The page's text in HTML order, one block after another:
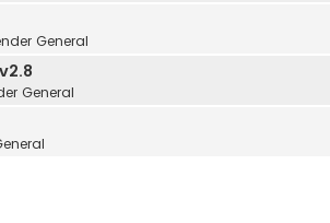
General
General